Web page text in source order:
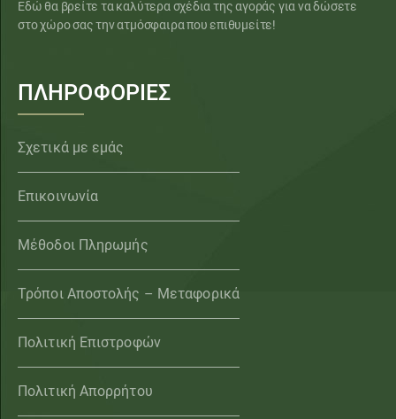
Εδώ θα βρείτε τα καλύτερα σχέδια της αγοράς για να δώσετε
στο χώρο σας την ατμόσφαιρα που επιθυμείτε!
ΠΛΗΡΟΦΟΡΙΕΣ
Σχετικά με εμάς
Επικοινωνία
Μέθοδοι Πληρωμής
Τρόποι Αποστολής – Μεταφορικά
Πολιτική Επιστροφών
Πολιτική Απορρήτου